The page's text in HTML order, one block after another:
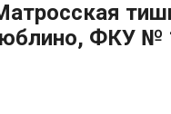
ФКУ №